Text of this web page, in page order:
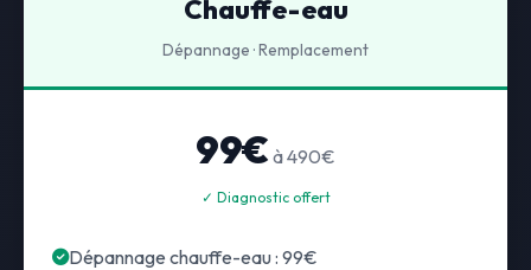
Chauffe-eau
Dépannage · Remplacement
99€ à 490€
✓ Diagnostic offert
Dépannage chauffe-eau : 99€